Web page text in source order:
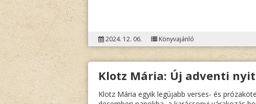
2024. 12. 06. Könyvajánló
Klotz Mária: Új adventi
Klotz Mária egyik legújabb verses- és